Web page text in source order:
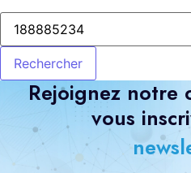
Rejoignez notre
vous